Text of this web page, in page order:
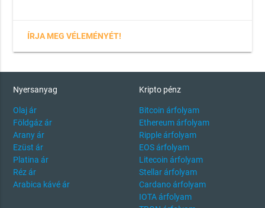
ÍRJA MEG VÉLEMÉNYÉT!
Nyersanyag
Olaj ár
Földgáz ár
Arany ár
Ezüst ár
Platina ár
Réz ár
Arabica kávé ár
Kripto pénz
Bitcoin árfolyam
Ethereum árfolyam
Ripple árfolyam
EOS árfolyam
Litecoin árfolyam
Stellar árfolyam
Cardano árfolyam
IOTA árfolyam